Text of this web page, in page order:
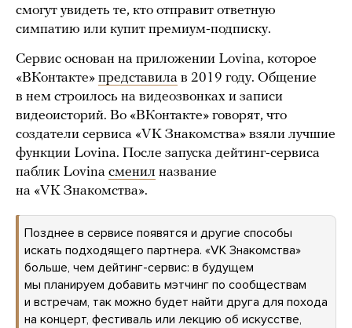
смогут увидеть те, кто отправит ответную
симпатию или купит премиум-подписку.
Сервис основан на приложении Lovina, которое
«ВКонтакте» представила в 2019 году. Общение
в нем строилось на видеозвонках и записи
видеоисторий. Во «ВКонтакте» говорят, что
создатели сервиса «VK Знакомства» взяли лучшие
функции Lovina. После запуска дейтинг-сервиса
паблик Lovina сменил название
на «VK Знакомства».
Позднее в сервисе появятся и другие способы
искать подходящего партнера. «VK Знакомства»
больше, чем дейтинг-сервис: в будущем
мы планируем добавить мэтчинг по сообществам
и встречам, так можно будет найти друга для похода
на концерт, фестиваль или лекцию об искусстве,